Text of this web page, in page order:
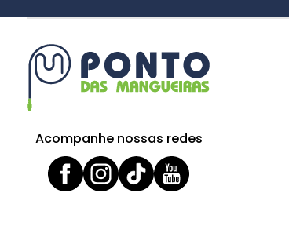
Acompanhe nossas redes